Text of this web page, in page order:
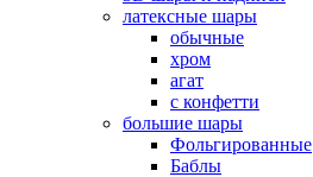
латексные шары
обычные
хром
агат
с конфетти
большие шары
Фольгированные
Баблы